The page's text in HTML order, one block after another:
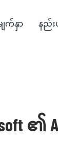
ျက်နှာ နည်
၏